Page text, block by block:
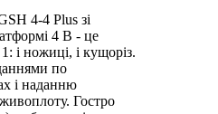
4-4 Plus зі
4 В - це
і ножиці, і кущоріз.
по
і наданню
Гостро